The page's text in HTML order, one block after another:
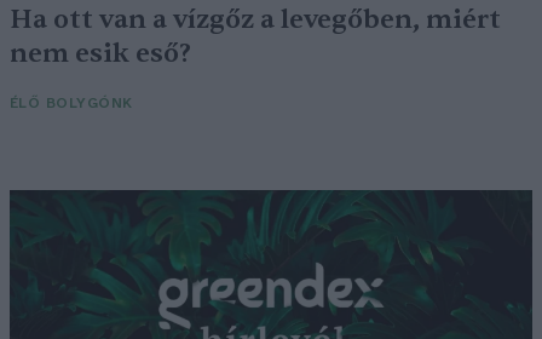
Ha ott van a vízgőz a levegőben, miért
nem esik eső?
ÉLŐ BOLYGÓNK